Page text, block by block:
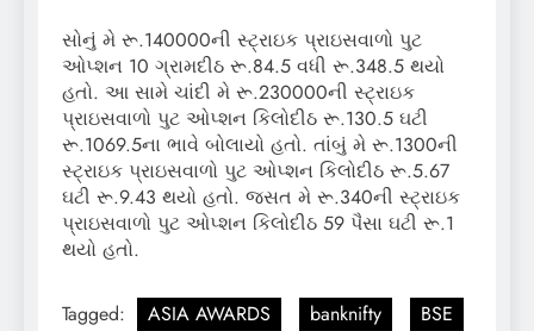
સોનું મે રૂ.140000ની સ્ટ્રાઇક પ્રાઇસવાળો પુટ
ઓપ્શન 10 ગ્રામદીઠ રૂ.84.5 વધી રૂ.348.5 થયો
હતો. આ સામે ચાંદી મે રૂ.230000ની સ્ટ્રાઇક
પ્રાઇસવાળો પુટ ઓપ્શન કિલોદીઠ રૂ.130.5 ઘટી
રૂ.1069.5ના ભાવે બોલાયો હતો. તાંબું મે રૂ.1300ની
સ્ટ્રાઇક પ્રાઇસવાળો પુટ ઓપ્શન કિલોદીઠ રૂ.5.67
ઘટી રૂ.9.43 થયો હતો. જસત મે રૂ.340ની સ્ટ્રાઇક
પ્રાઇસવાળો પુટ ઓપ્શન કિલોદીઠ 59 પૈસા ઘટી રૂ.1
થયો હતો.
Tagged: ASIA AWARDS banknifty
BSE